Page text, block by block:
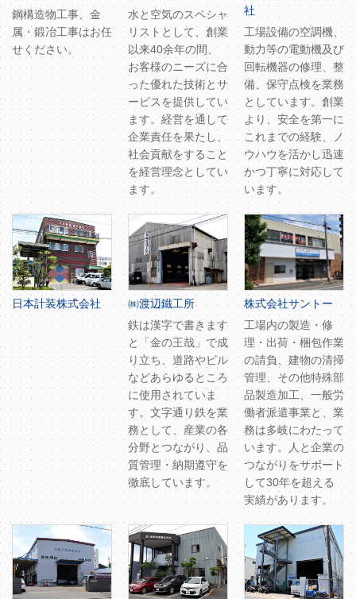
鋼構造物工事、金
属・鍛冶工事はお任
せください。
水と空気のスペシャ
リストとして、創業
以来40余年の間、
お客様のニーズに合
った優れた技術とサ
ービスを提供してい
ます。経営を通して
企業責任を果たし、
社会貢献をすること
を経営理念としてい
ます。
社
工場設備の空調機、
動力等の電動機及び
回転機器の修理、整
備、保守点検を業務
としています。創業
より、安全を第一に
これまでの経験、ノ
ウハウを活かし迅速
かつ丁寧に対応して
います。
日本計装株式会社
㈱渡辺鐵工所
鉄は漢字で書きます
と「金の王哉」で成
り立ち、道路やビル
などあらゆるところ
に使用されていま
す。文字通り鉄を業
務として、産業の各
分野とつながり、品
質管理・納期遵守を
徹底しています。
株式会社サントー
工場内の製造・修
理・出荷・梱包作業
の請負、建物の清掃
管理、その他特殊部
品製造加工、一般労
働者派遣事業と、業
務は多岐にわたって
います。人と企業の
つながりをサポート
して30年を超える
実績があります。